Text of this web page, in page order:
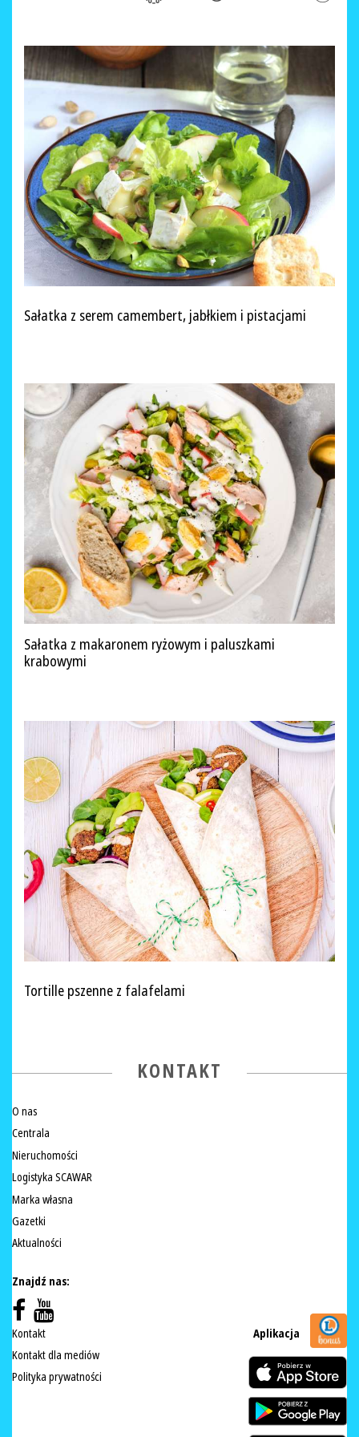
Sałatka z serem camembert, jabłkiem i pistacjami
Sałatka z makaronem ryżowym i paluszkami
krabowymi
Tortille pszenne z falafelami
KONTAKT
O nas
Centrala
Nieruchomości
Logistyka SCAWAR
Marka własna
Gazetki
Aktualności
Znajdź nas:
Kontakt
Kontakt dla mediów
Polityka prywatności
Aplikacja